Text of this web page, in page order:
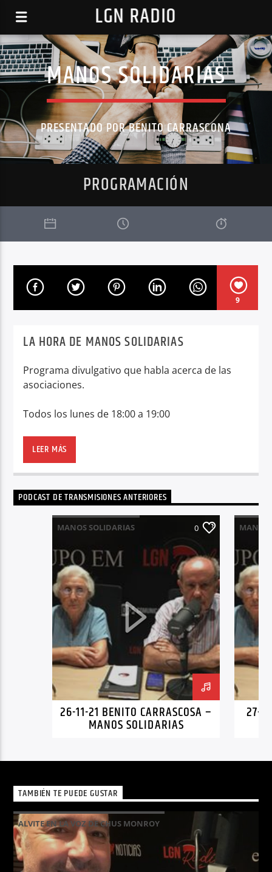
LGN RADIO
MANOS SOLIDARIAS
PRESENTADO POR BENITO CARRASCONA
PROGRAMACIÓN
9
LA HORA DE MANOS SOLIDARIAS
Programa divulgativo que habla acerca de las
asociaciones.
Todos los lunes de 18:00 a 19:00
asociaciones.
Todos los lunes de 18:00 a 19:00
LEER MÁS
PODCAST DE TRANSMISIONES ANTERIORES
MANOS SOLIDARIAS 0
26-11-21 BENITO CARRASCOSA –
MANOS SOLIDARIAS
MANOS
27-
TAMBIÉN TE PUEDE GUSTAR
ALVITE EN LA VOZ DE CHUS MONROY